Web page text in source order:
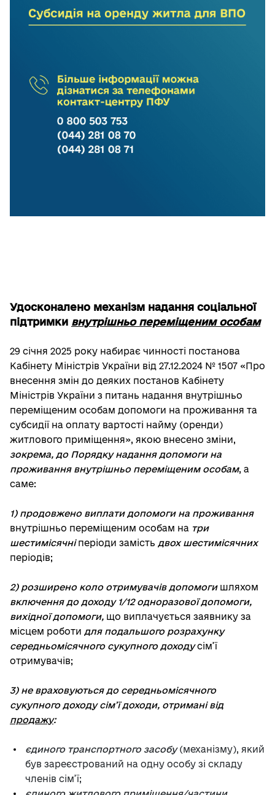
Удосконалено механізм надання соціальної
підтримки внутрішньо переміщеним особам
29 січня 2025 року набирає чинності постанова
Кабінету Міністрів України від 27.12.2024 № 1507 «Про
внесення змін до деяких постанов Кабінету
Міністрів України з питань надання внутрішньо
переміщеним особам допомоги на проживання та
субсидії на оплату вартості найму (оренди)
житлового приміщення», якою внесено зміни,
зокрема, до Порядку надання допомоги на
проживання внутрішньо переміщеним особам, а
саме:
1) продовжено виплати допомоги на проживання
внутрішньо переміщеним особам на три
шестимісячніперіоди замість двох шестимісячних
періодів;
2) розширено коло отримувачів допомогишляхом
включення до доходу 1/12 одноразової допомоги,
вихідної допомоги, що виплачується заявнику за
місцем роботи для подальшого розрахунку
середньомісячного сукупного доходусім’ї
отримувачів;
3) не враховуються до середньомісячного
сукупного доходу сім’ї доходи, отримані від
продажу:
єдиного транспортного засобу(механізму), який
був зареєстрований на одну особу зі складу
членів сім’ї;